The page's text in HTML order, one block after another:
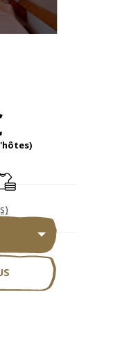
et
enfants / Espace jeux
et linge